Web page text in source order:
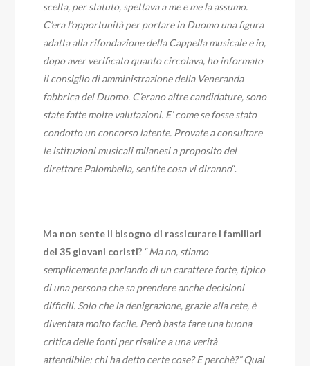
scelta, per statuto, spettava a me e me la assumo.
C’era l’opportunità per portare in Duomo una figura
adatta alla rifondazione della Cappella musicale e io,
dopo aver verificato quanto circolava, ho informato
il consiglio di amministrazione della Veneranda
fabbrica del Duomo. C’erano altre candidature, sono
state fatte molte valutazioni. E’ come se fosse stato
condotto un concorso latente. Provate a consultare
le istituzioni musicali milanesi a proposito del
direttore Palombella, sentite cosa vi diranno“.
Ma non sente il bisogno di rassicurare i familiari
dei 35 giovani coristi? “Ma no, stiamo
semplicemente parlando di un carattere forte, tipico
di una persona che sa prendere anche decisioni
difficili. Solo che la denigrazione, grazie alla rete, è
diventata molto facile. Però basta fare una buona
critica delle fonti per risalire a una verità
attendibile: chi ha detto certe cose? E perchè?” Qual